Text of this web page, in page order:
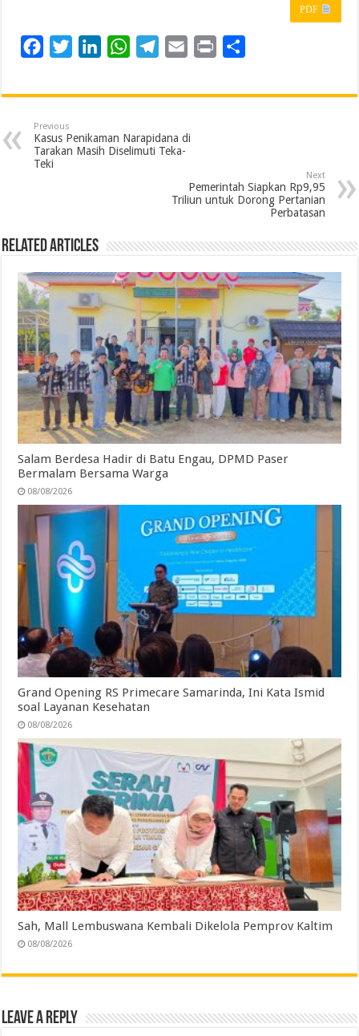
PDF
c
b
o
i
t
e
n
e
d
W
a
s
A
l
g
r
a
l
i
a
Previous
Kasus Penikaman Narapidana di
Tarakan Masih Diselimuti Teka-
Teki
Next
Pemerintah Siapkan Rp9,95
Triliun untuk Dorong Pertanian
Perbatasan
Related Articles
Salam Berdesa Hadir di Batu Engau, DPMD Paser
Bermalam Bersama Warga
08/08/2026
Grand Opening RS Primecare Samarinda, Ini Kata Ismid
soal Layanan Kesehatan
08/08/2026
Sah, Mall Lembuswana Kembali Dikelola Pemprov Kaltim
08/08/2026
Leave a Reply